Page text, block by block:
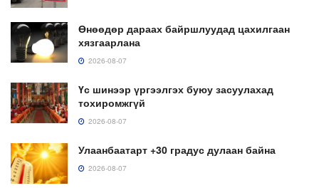
Өнөөдөр дараах байршлуудад цахилгаан
хязгаарлана
2026-08-07
Үс шинээр үргээлгэх буюу засуулахад
тохиромжгүй
2026-08-07
Улаанбаатарт +30 градус дулаан байна
2026-08-07